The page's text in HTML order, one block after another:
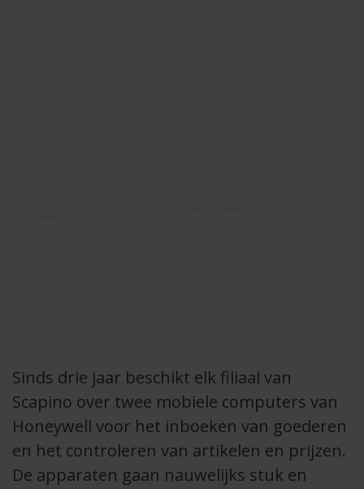
Sinds drie jaar beschikt elk filiaal van
Scapino over twee mobiele computers van
Honeywell voor het inboeken van goederen
en het controleren van artikelen en prijzen.
De apparaten gaan nauwelijks stuk en